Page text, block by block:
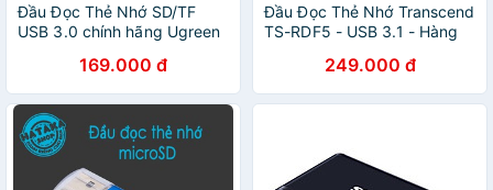
Đầu Đọc Thẻ Nhớ SD/TF
USB 3.0 chính hãng Ugreen
169.000 đ
Đầu Đọc Thẻ Nhớ Transcend
TS-RDF5 - USB 3.1 - Hàng
249.000 đ